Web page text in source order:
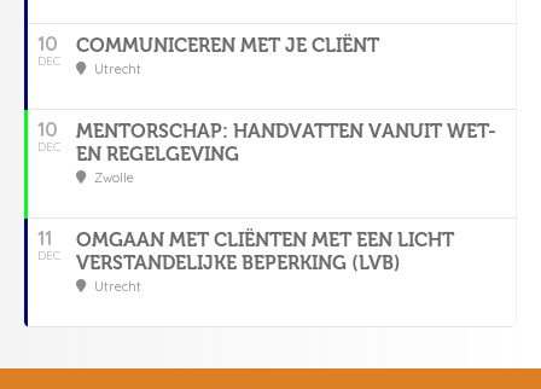
10
DEC
COMMUNICEREN MET JE CLIËNT
Utrecht
10
DEC
MENTORSCHAP: HANDVATTEN VANUIT WET-
EN REGELGEVING
Zwolle
11
DEC
OMGAAN MET CLIËNTEN MET EEN LICHT
VERSTANDELIJKE BEPERKING (LVB)
Utrecht